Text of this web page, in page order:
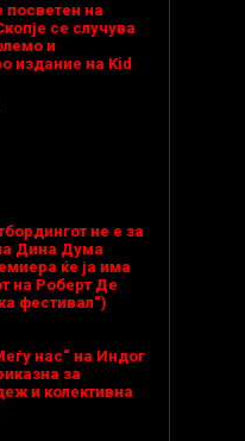
посветен на
се случува
и
издание на Kid
не е за
Дина Дума
ќе ја има
на Роберт Де
фестивал“)
нас“ на Индог
за
и колективна